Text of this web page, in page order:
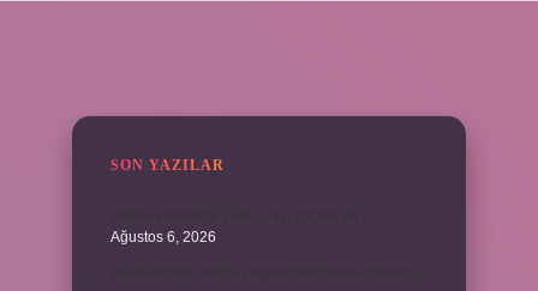
SON YAZILAR
Ağustos 6, 2026